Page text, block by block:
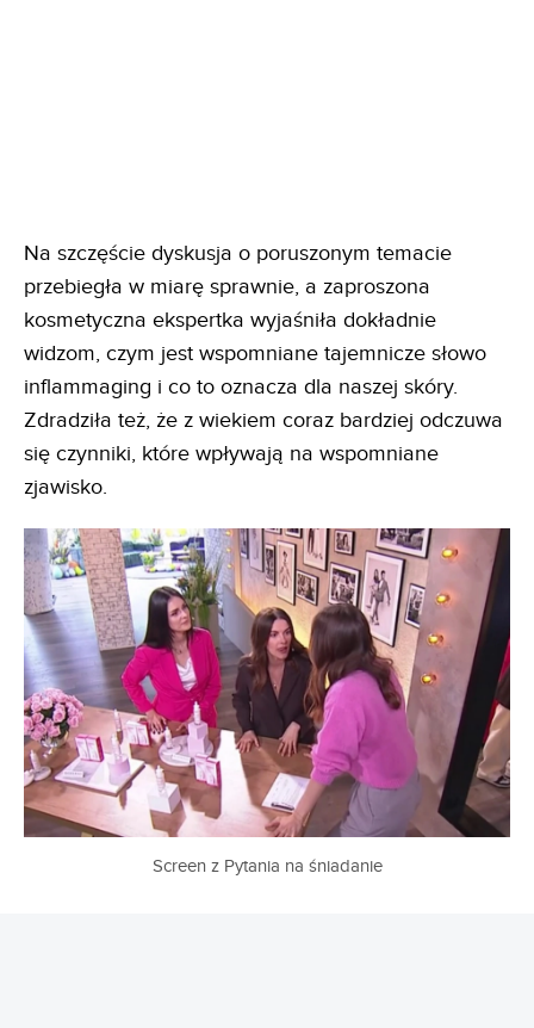
Na szczęście dyskusja o poruszonym temacie
przebiegła w miarę sprawnie, a zaproszona
kosmetyczna ekspertka wyjaśniła dokładnie
widzom, czym jest wspomniane tajemnicze słowo
inflammaging i co to oznacza dla naszej skóry.
Zdradziła też, że z wiekiem coraz bardziej odczuwa
się czynniki, które wpływają na wspomniane
zjawisko.
Screen z Pytania na śniadanie